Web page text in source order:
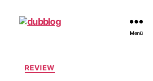
Menü
Kategorien
REVIEW